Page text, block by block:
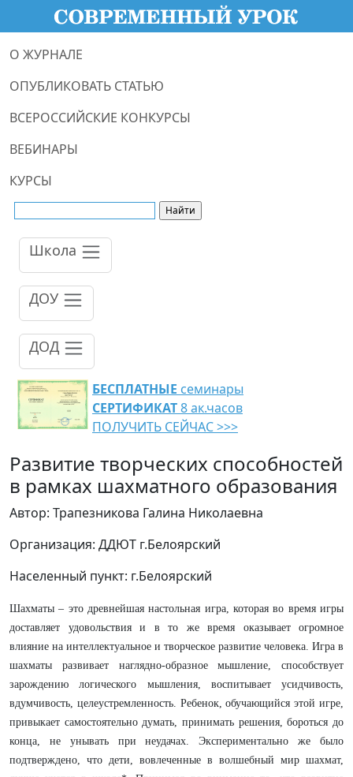
О ЖУРНАЛЕ
ОПУБЛИКОВАТЬ СТАТЬЮ
ВСЕРОССИЙСКИЕ КОНКУРСЫ
ВЕБИНАРЫ
КУРСЫ
Школа
ДОУ
ДОД
БЕСПЛАТНЫЕ семинары
СЕРТИФИКАТ8 ак.часов
ПОЛУЧИТЬ СЕЙЧАС >>>
Развитие творческих способностей
в рамках шахматного образования
Автор: Трапезникова Галина Николаевна
Организация: ДДЮТ г.Белоярский
Населенный пункт: г.Белоярский
Шахматы – это древнейшая настольная игра, которая во время игры
доставляет удовольствия и в то же время оказывает огромное
влияние на интеллектуальное и творческое развитие человека. Игра в
шахматы развивает наглядно-образное мышление, способствует
зарождению логического мышления, воспитывает усидчивость,
вдумчивость, целеустремленность. Ребенок, обучающийся этой игре,
привыкает самостоятельно думать, принимать решения, бороться до
конца, не унывать при неудачах. Экспериментально же было
подтверждено, что дети, вовлеченные в волшебный мир шахмат,